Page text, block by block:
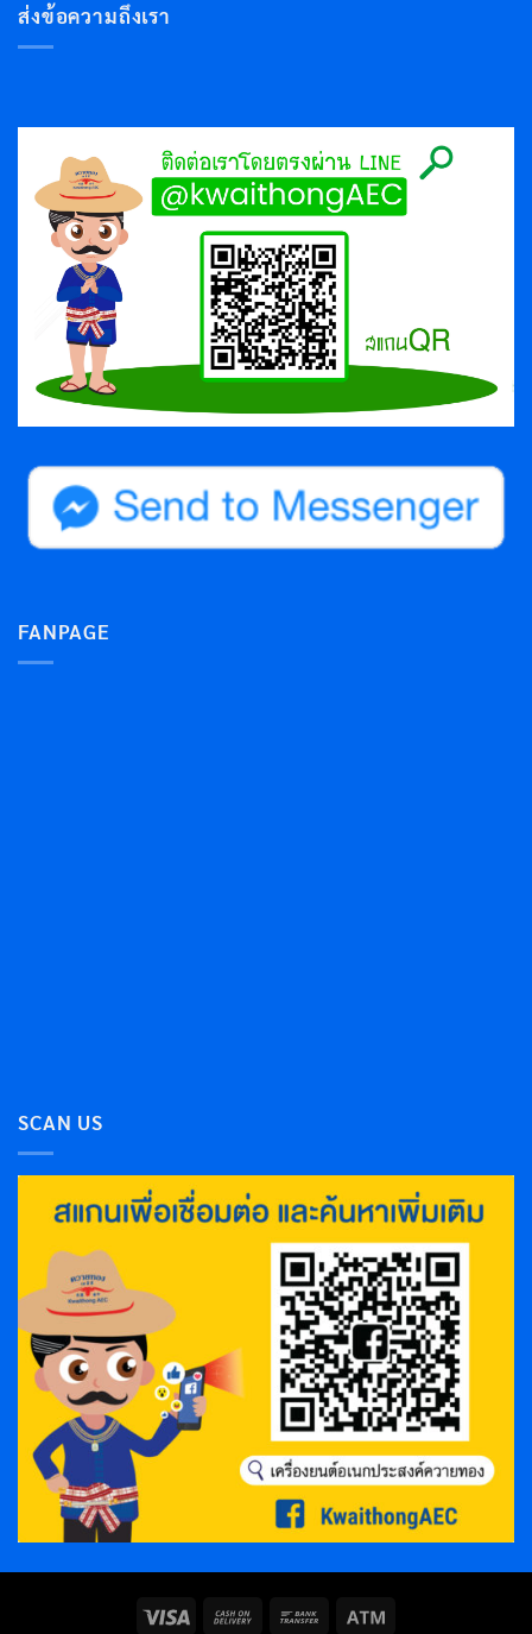
ส่งข้อความถึงเรา
FANPAGE
SCAN US